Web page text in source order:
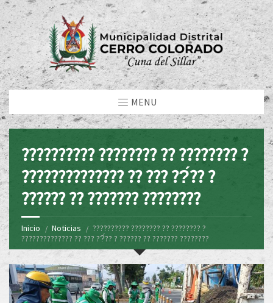
MENU
?????????? ???????? ?? ???????? ?
?????????????? ?? ??? ??́?? ?
?????? ?? ??????? ????????
Inicio Noticias
?????????? ???????? ?? ???????? ?
?????????????? ?? ??? ??́?? ? ?????? ?? ??????? ????????